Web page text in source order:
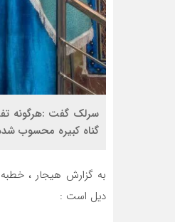
سرلک گفت :هرگونه
گناه کبیره محسوب
به گزارش هیجار ،
دیل است :